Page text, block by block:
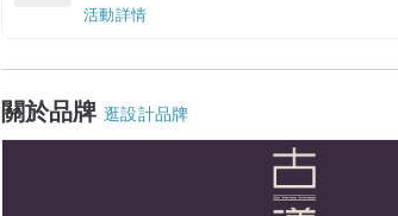
活動詳情
關於品牌 逛設計品牌